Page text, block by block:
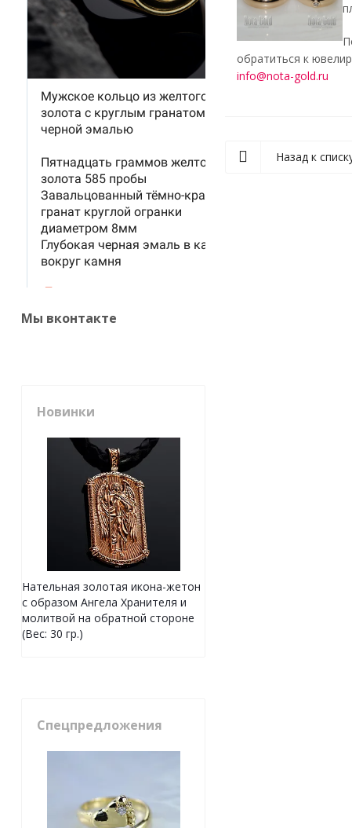
обратиться к
info@nota-gold.ru
Назад к
Мы вконтакте
Новинки
Нательная золотая икона-жетон
с образом Ангела Хранителя и
молитвой на обратной стороне
(Вес: 30 гр.)
Спецпредложения